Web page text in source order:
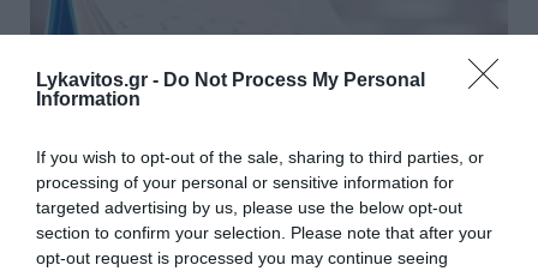
Lykavitos.gr - Do Not Process My Personal
Information
If you wish to opt-out of the sale, sharing to third parties, or
processing of your personal or sensitive information for
targeted advertising by us, please use the below opt-out
section to confirm your selection. Please note that after your
opt-out request is processed you may continue seeing